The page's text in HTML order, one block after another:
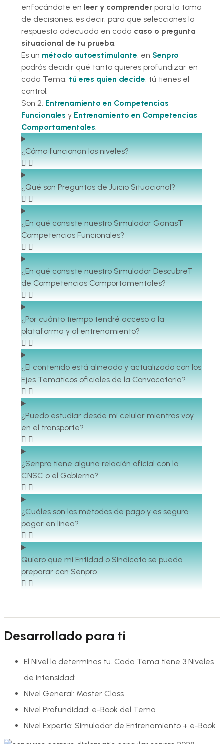
enfocándote en leer y comprender para la toma
de decisiones, es decir, para que selecciones la
respuesta adecuada en cada caso o pregunta
situacional de tu prueba
Es un método autoestimulante, en Senpro
podrás decidir qué tanto quieres profundizar en
cada Tema, tú eres quien decide, tú tienes el
control.
Son 2: Entrenamiento en Competencias
Funcionales y Entrenamiento en Competencias
Comportamentales
¿Cómo funcionan los niveles?
¿Qué son Preguntas de Juicio Situacional?
¿En qué consiste nuestro Simulador GanasT
Competencias Funcionales?
¿En qué consiste nuestro Simulador DescubreT
de Competencias Comportamentales?
¿Por cuánto tiempo tendré acceso a la
plataforma y al entrenamiento?
¿El contenido está alineado y actualizado con los
Ejes Temáticos oficiales de la Convocatoria?
¿Puedo estudiar desde mi celular mientras voy
en el transporte?
¿Senpro tiene alguna relación oficial con la
CNSC o el Gobierno?
¿Cuáles son los métodos de pago y es seguro
pagar en línea?
Quiero que mi Entidad o Sindicato se pueda
preparar con Senpro.
Desarrollado para ti
El Nivel lo determinas tu. Cada Tema tiene 3 Niveles
de intensidad:
Nivel General: Master Class
Nivel Profundidad: e-Book del Tema
Nivel Experto: Simulador de Entrenamiento + e-Book